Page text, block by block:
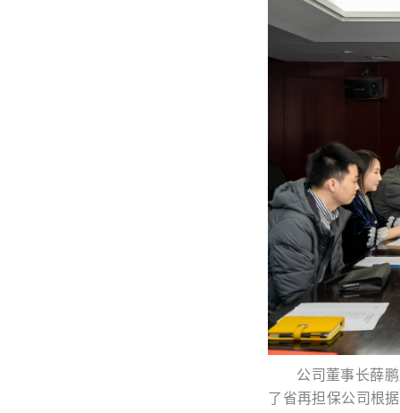
公司董事长薛
了省再担保公司根